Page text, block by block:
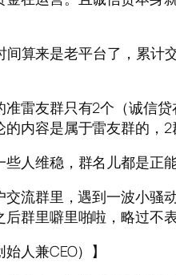
间算来是老平台了，累
准雷友群只有2个（诚
内容是属于雷友群的，
人维稳，群名儿都是正
交流群里，遇到一波小
群里噼里啪啦，略过不表
人兼CEO）】